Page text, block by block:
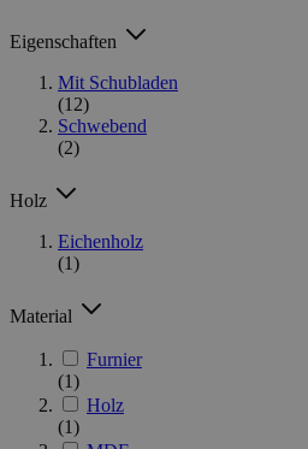
Eigenschaften
Mit Schubladen
(12)
Schwebend
(2)
Holz
Eichenholz
(1)
Material
Furnier
(1)
Holz
(1)